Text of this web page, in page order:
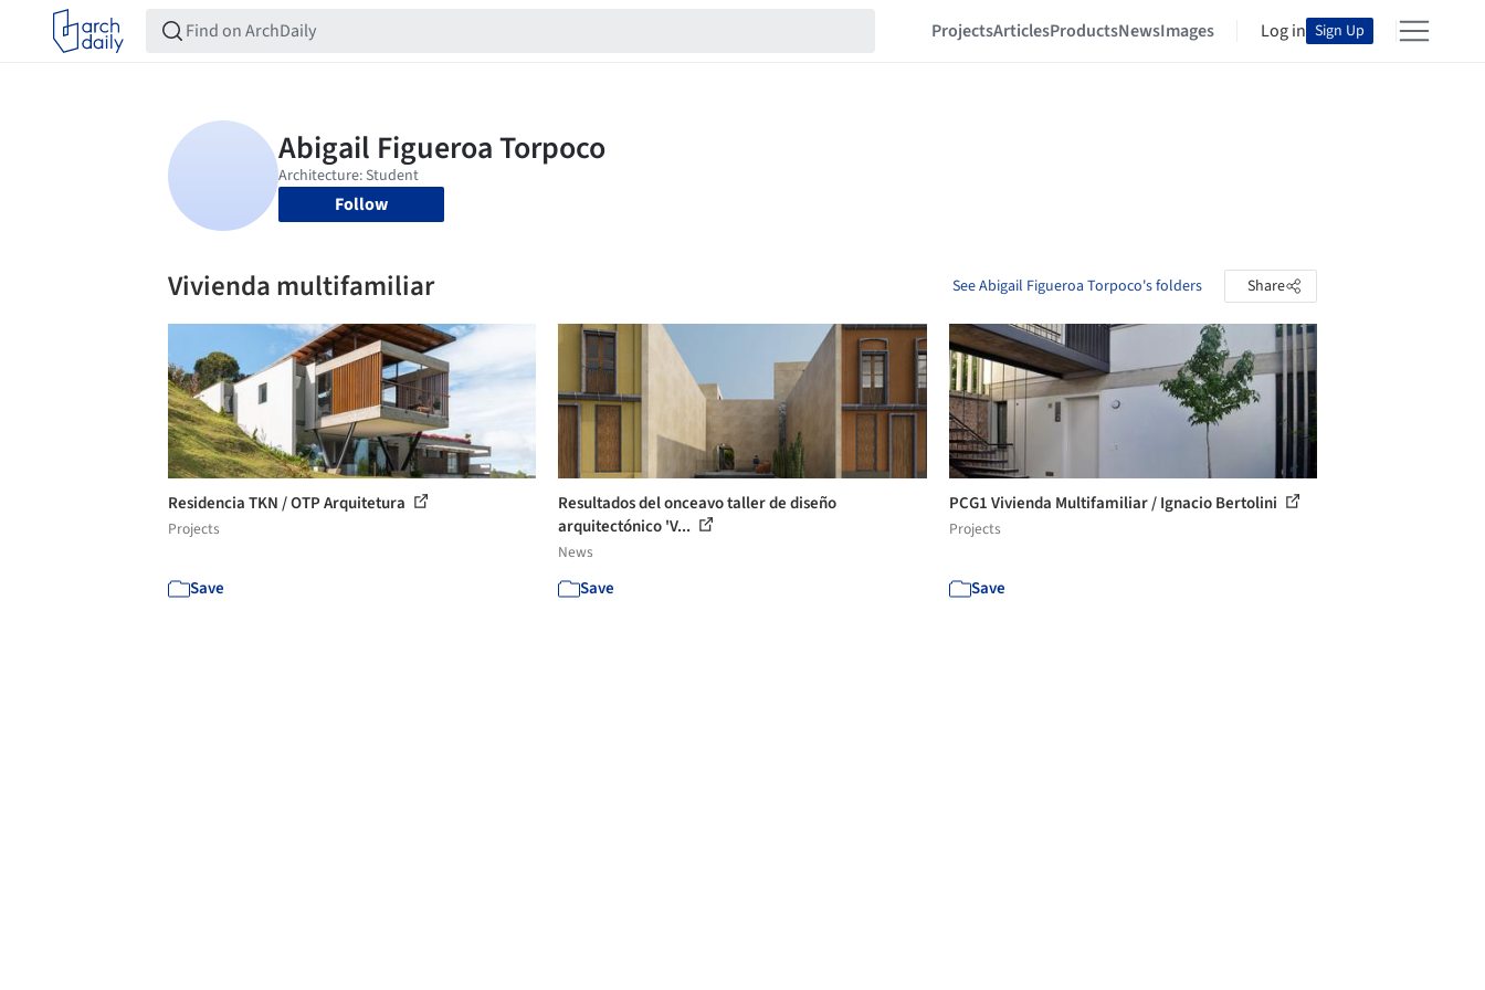
ProjectsArticlesProductsNewsImages Log in Sign Up
Follow
Vivienda multifamiliar See Abigail Figueroa Torpoco's folders Share
Residencia TKN / OTP Arquitetura
Projects
Save
Resultados del onceavo taller de diseño
arquitectónico 'V...
News
Save
PCG1 Vivienda Multifamiliar / Ignacio Bertolini
Projects
Save